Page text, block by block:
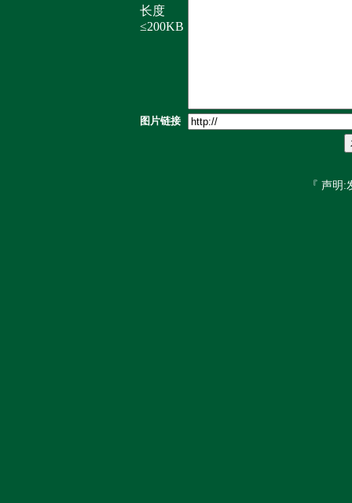
长度
≤200KB
图片链接
『 声明